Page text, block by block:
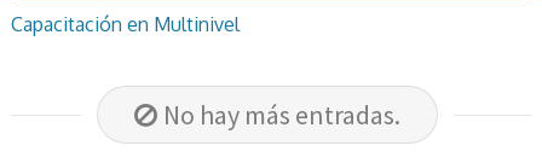
Capacitación en Multinivel
No hay más entradas.